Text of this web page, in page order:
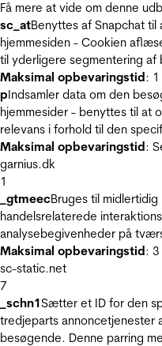
Få mere at vide om denne
sc_atBenyttes af Snapchat
hjemmesiden - Cookien
til yderligere segmentering af
Maksimal opbevaringstid: 1
pIndsamler data om den
hjemmesider - benyttes til at
relevans i forhold til den
Maksimal opbevaringstid:
garnius.dk
1
_gtmeecBruges til
handelsrelaterede
analysebegivenheder på
Maksimal opbevaringstid: 3
sc-static.net
7
_schn1Sætter et ID for den
tredjeparts annoncetjenester
besøgende. Denne parring